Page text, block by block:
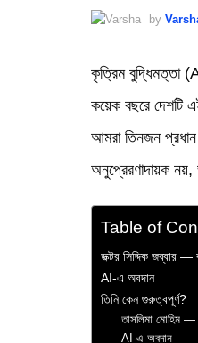
by
কৃত্রিম বুদ্ধিমত্তা
কয়েক বছরে দেশটি
আমরা তিনজন প্রধান
অনুপ্রেরণাদায়ক
Table of
ডক্টর সিদ্দিক জব্বার
AI-এ অবদান
তিনি কেন গুরুত্বপূর্ণ?
তাসলিমা মোহিম —
AI-এ অবদান